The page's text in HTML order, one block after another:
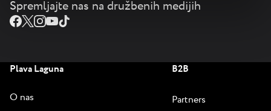
Spremljajte nas na družbenih medijih
Plava Laguna
O nas
B2B
Partners